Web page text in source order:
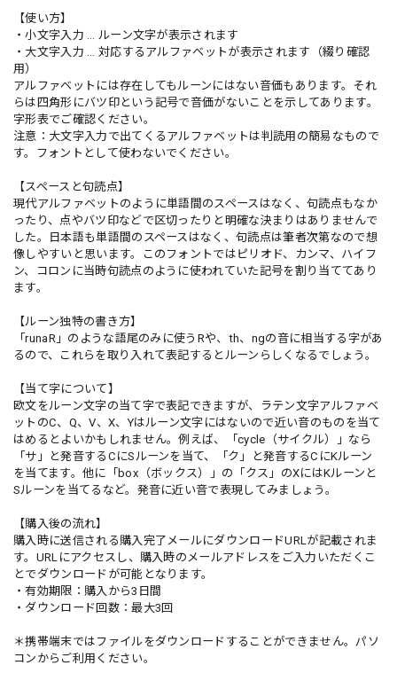
【使い方】
・小文字入力 … ルーン文字が表示されます
・大文字入力 … 対応するアルファベットが表示されます（綴り確認
用）
アルファベットには存在してもルーンにはない音価もあります。それ
らは四角形にバツ印という記号で音価がないことを示してあります。
字形表でご確認ください。
注意：大文字入力で出てくるアルファベットは判読用の簡易なもので
す。フォントとして使わないでください。
【スペースと句読点】
現代アルファベットのように単語間のスペースはなく、句読点もなか
ったり、点やバツ印などで区切ったりと明確な決まりはありませんで
した。日本語も単語間のスペースはなく、句読点は筆者次第なので想
像しやすいと思います。このフォントではピリオド、カンマ、ハイフ
ン、コロンに当時句読点のように使われていた記号を割り当ててあり
ます。
【ルーン独特の書き方】
「runaR」のような語尾のみに使うRや、th、ngの音に相当する字があ
るので、これらを取り入れて表記するとルーンらしくなるでしょう。
【当て字について】
欧文をルーン文字の当て字で表記できますが、ラテン文字アルファベ
ットのC、Q、V、X、Yはルーン文字にはないので近い音のものを当て
はめるとよいかもしれません。例えば、「cycle（サイクル）」なら
「サ」と発音するCにSルーンを当て、「ク」と発音するCにKルーン
を当てます。他に「box（ボックス）」の「クス」のXにはKルーンと
Sルーンを当てるなど。発音に近い音で表現してみましょう。
【購入後の流れ】
購入時に送信される購入完了メールにダウンロードURLが記載されま
す。URLにアクセスし、購入時のメールアドレスをご入力いただくこ
とでダウンロードが可能となります。
・有効期限：購入から3日間
・ダウンロード回数：最大3回
＊携帯端末ではファイルをダウンロードすることができません。パソ
コンからご利用ください。